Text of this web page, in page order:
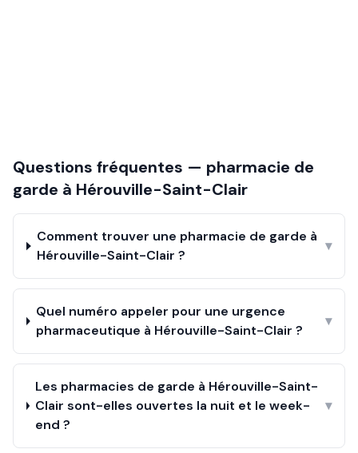
Questions fréquentes — pharmacie de
garde à Hérouville-Saint-Clair
Comment trouver une pharmacie de garde à
Hérouville-Saint-Clair ?
▾
Quel numéro appeler pour une urgence
pharmaceutique à Hérouville-Saint-Clair ?
▾
Les pharmacies de garde à Hérouville-Saint-
Clair sont-elles ouvertes la nuit et le week-
end ?
▾